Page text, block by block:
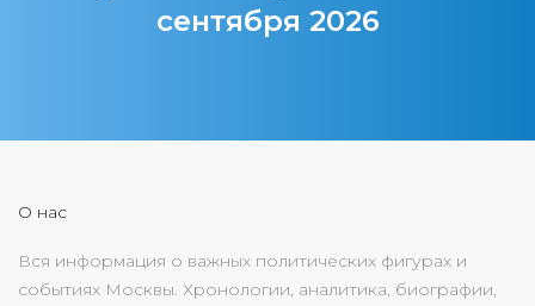
сентября 2026
О нас
Вся информация о важных политических фигурах и
событиях Москвы. Хронологии, аналитика, биографии,